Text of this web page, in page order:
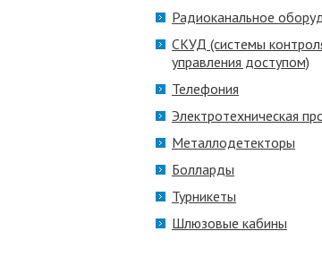
Радиоканальное
СКУД (системы
управления доступом)
Телефония
Электротехническая
Металлодетекторы
Болларды
Турникеты
Шлюзовые кабины